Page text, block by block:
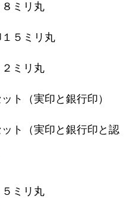
ミリ丸
５ミリ丸
ミリ丸
ト（実印と銀行印）
ト（実印と銀行印と認
ミリ丸